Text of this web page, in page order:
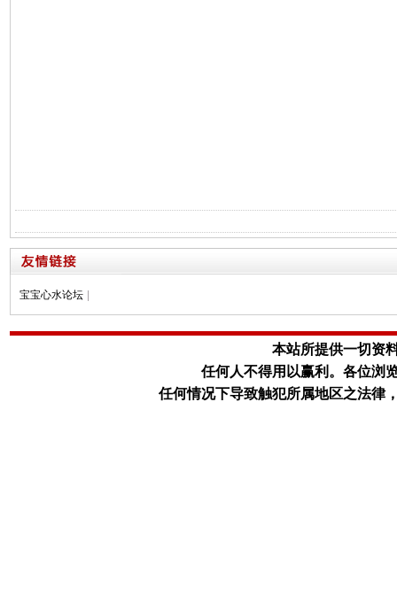
宝宝心水论坛
本站所提供一切资
任何人不得用以赢利。 各位浏
任何情况下导致触犯所属地区之法律